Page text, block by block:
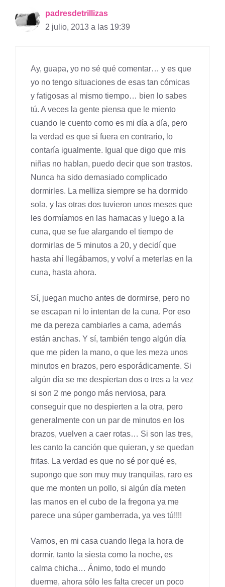
padresdetrillizas
2 julio, 2013 a las 19:39
Ay, guapa, yo no sé qué comentar… y es que
yo no tengo situaciones de esas tan cómicas
y fatigosas al mismo tiempo… bien lo sabes
tú. A veces la gente piensa que le miento
cuando le cuento como es mi día a día, pero
la verdad es que si fuera en contrario, lo
contaría igualmente. Igual que digo que mis
niñas no hablan, puedo decir que son trastos.
Nunca ha sido demasiado complicado
dormirles. La melliza siempre se ha dormido
sola, y las otras dos tuvieron unos meses que
les dormíamos en las hamacas y luego a la
cuna, que se fue alargando el tiempo de
dormirlas de 5 minutos a 20, y decidí que
hasta ahí llegábamos, y volví a meterlas en la
cuna, hasta ahora.
Sí, juegan mucho antes de dormirse, pero no
se escapan ni lo intentan de la cuna. Por eso
me da pereza cambiarles a cama, además
están anchas. Y sí, también tengo algún día
que me piden la mano, o que les meza unos
minutos en brazos, pero esporádicamente. Si
algún día se me despiertan dos o tres a la vez
si son 2 me pongo más nerviosa, para
conseguir que no despierten a la otra, pero
generalmente con un par de minutos en los
brazos, vuelven a caer rotas… Si son las tres,
les canto la canción que quieran, y se quedan
fritas. La verdad es que no sé por qué es,
supongo que son muy muy tranquilas, raro es
que me monten un pollo, si algún día meten
las manos en el cubo de la fregona ya me
parece una súper gamberrada, ya ves tú!!!!
Vamos, en mi casa cuando llega la hora de
dormir, tanto la siesta como la noche, es
calma chicha… Ánimo, todo el mundo
duerme, ahora sólo les falta crecer un poco